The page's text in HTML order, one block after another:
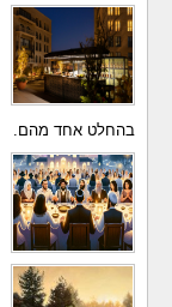
בהחלט אחד מהם.